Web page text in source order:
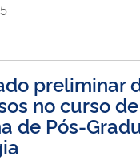
preliminar
no curso
de Pós-